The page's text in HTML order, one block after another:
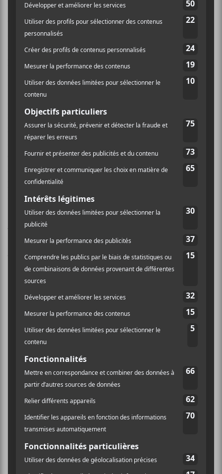
Cette fois, Up Here confirme la présence de sa tête
d’affiche: la chanteuse inukElisapie, fière d’un concert
au Festival de jazz en juin dernier. Elle se joint à de
nombreux projets émergents qui complètent la
programmation 2025.
Parmi ceux-ci, on y retrouvera le groupe torontois qui
folk-pop basée à Montréal
multi-instrumentiste montréalaiseOuri; elle qui
fusionne les sonorités électros et orchestrales. Les
concerts deOctopoulpe, deBÖ.SENBERG , deBelly
Hatcheret deAkeem Ohsont également prévus
pour cette onzième édition, tout comme celui de la
Révélation Radio-Canada 2025,
Les passes pour la fin de semaine sont en vente
que les billets journaliers seront disponibles le 11
juillet prochain.